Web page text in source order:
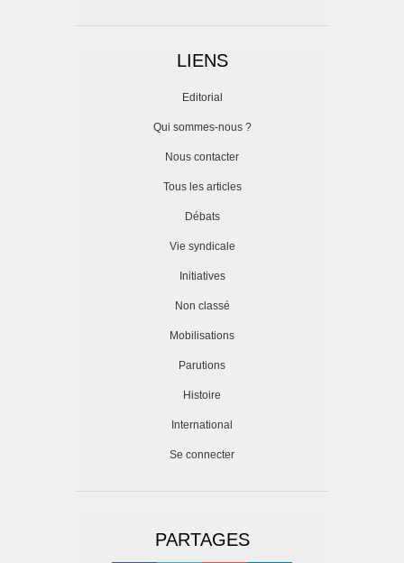
LIENS
Editorial
Qui sommes-nous ?
Nous contacter
Tous les articles
Débats
Vie syndicale
Initiatives
Non classé
Mobilisations
Parutions
Histoire
International
Se connecter
PARTAGES